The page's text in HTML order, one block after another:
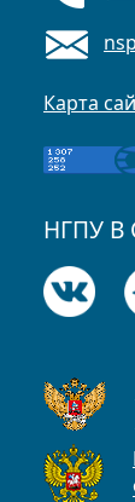
Карта
НГПУ В